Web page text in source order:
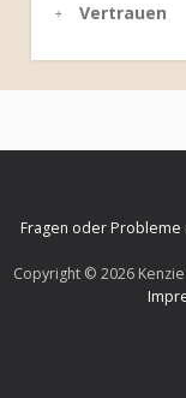
Vertrauen
Fragen oder Probleme
Copyright © 2026